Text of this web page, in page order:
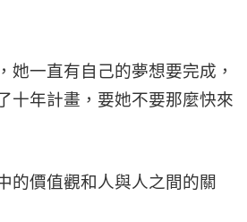
她一直有自己的夢想要完成，
十年計畫，要她不要那麼快來
的價值觀和人與人之間的關